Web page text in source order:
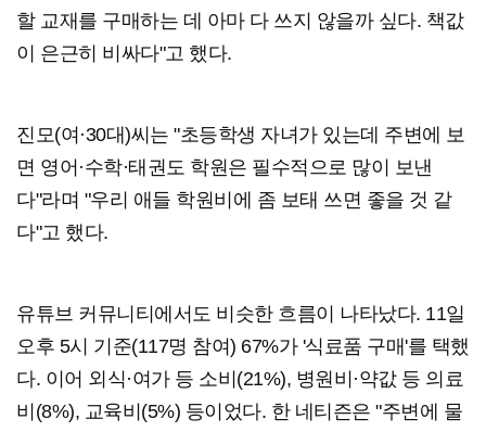
할 교재를 구매하는 데 아마 다 쓰지 않을까 싶다. 책값
이 은근히 비싸다"고 했다.
진모(여·30대)씨는 "초등학생 자녀가 있는데 주변에 보
면 영어·수학·태권도 학원은 필수적으로 많이 보낸
다"라며 "우리 애들 학원비에 좀 보태 쓰면 좋을 것 같
다"고 했다.
유튜브 커뮤니티에서도 비슷한 흐름이 나타났다. 11일
오후 5시 기준(117명 참여) 67%가 '식료품 구매'를 택했
다. 이어 외식·여가 등 소비(21%), 병원비·약값 등 의료
비(8%), 교육비(5%) 등이었다. 한 네티즌은 "주변에 물